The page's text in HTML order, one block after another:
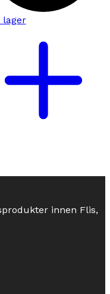
lager
innen Flis,